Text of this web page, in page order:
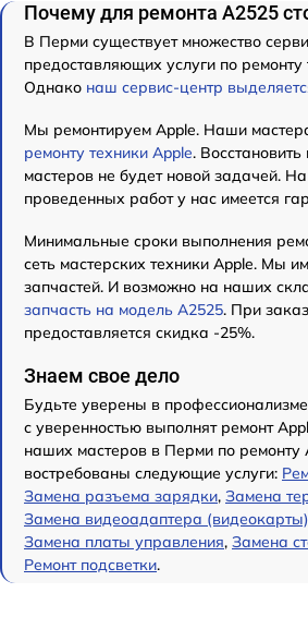
Почему для ремонта А2525
В Перми существует множество
предоставляющих услуги по ремонту
Однако наш сервис-центр
Мы ремонтируем Apple. Наши
ремонту техники Apple.
мастеров не будет новой задачей.
проведенных работ у нас имеется
Минимальные сроки выполнения
сеть мастерских техники Apple. Мы
запчастей. И возможно на наших
запчасть на модель А2525. При
предоставляется скидка -25%.
Знаем свое дело
Будьте уверены в
с уверенностью выполнят ремонт
наших мастеров в Перми по ремонту
востребованы следующие услуги:
Замена разъема зарядки, Замена
Замена видеоадаптера (видеокарты)
Замена платы управления, Замена
Ремонт подсветки.